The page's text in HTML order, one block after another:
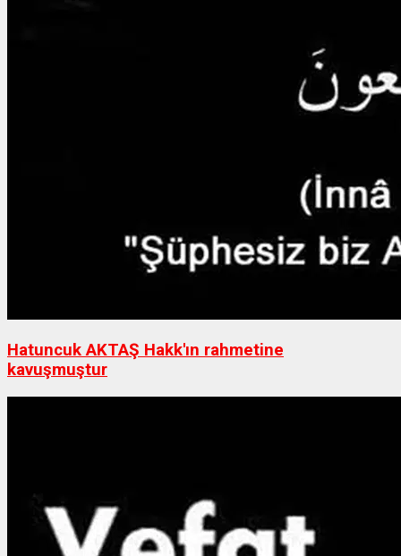
Hatuncuk AKTAŞ Hakk'ın rahmetine
kavuşmuştur